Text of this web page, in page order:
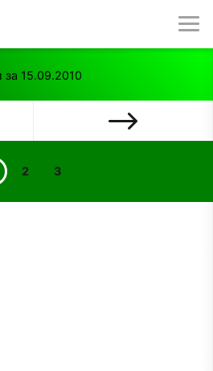
за 15.09.2010
2 3